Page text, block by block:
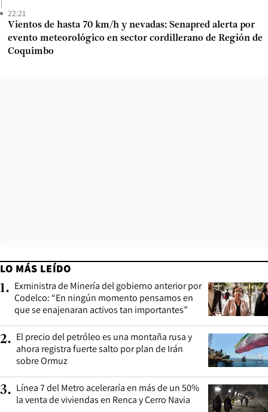
22:21
Vientos de hasta 70 km/h y nevadas: Senapred alerta por
evento meteorológico en sector cordillerano de Región de
Coquimbo
LO MÁS LEÍDO
1. Exministra de Minería del gobierno anterior por
Codelco: “En ningún momento pensamos en
que se enajenaran activos tan importantes”
2. El precio del petróleo es una montaña rusa y
ahora registra fuerte salto por plan de Irán
sobre Ormuz
3. Línea 7 del Metro aceleraría en más de un 50%
la venta de viviendas en Renca y Cerro Navia